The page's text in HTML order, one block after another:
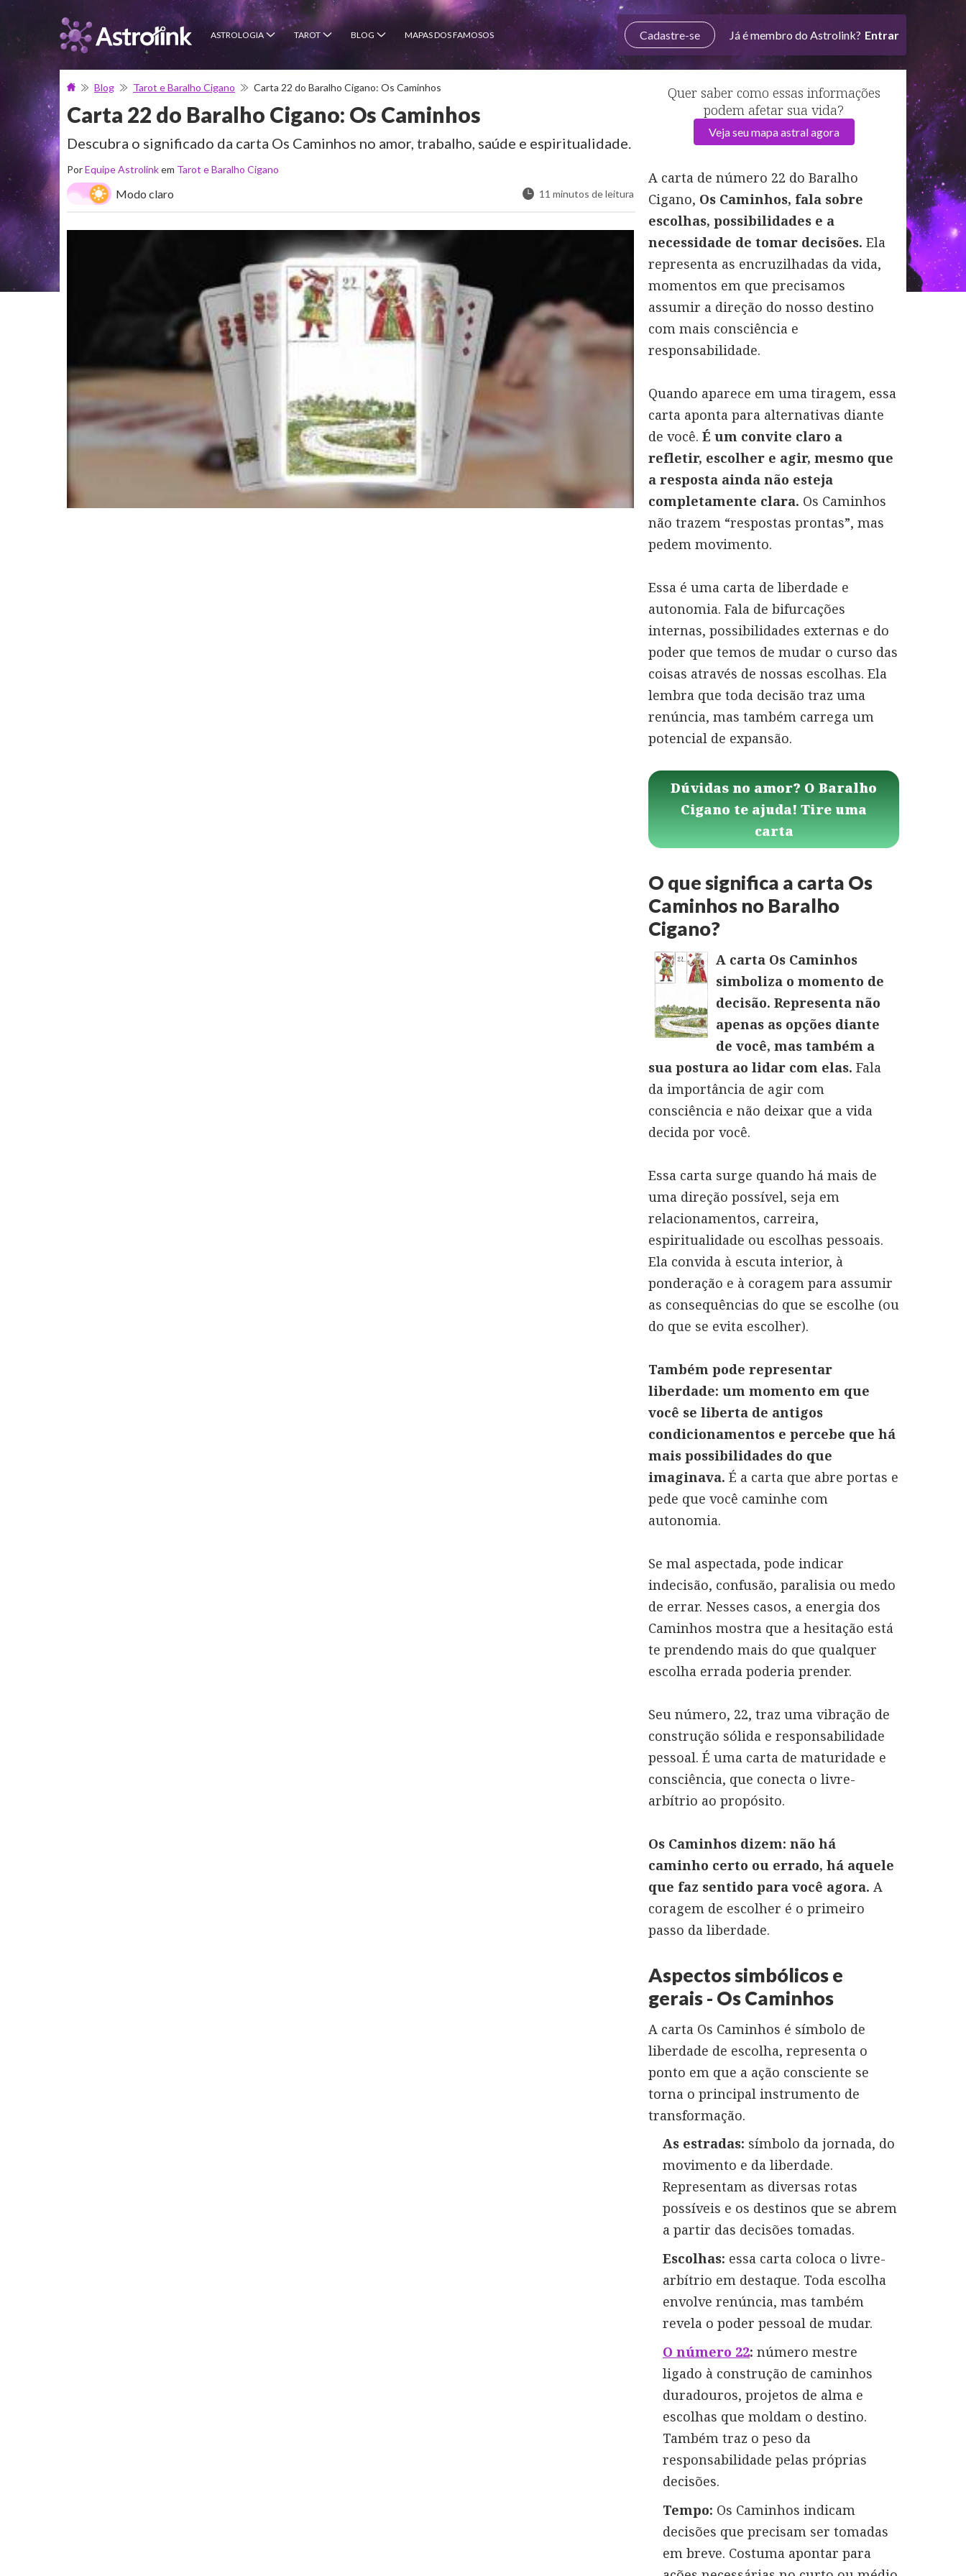
ASTROLOGIA TAROT BLOG MAPAS DOS FAMOSOS Cadastre-se Já é membro do Astrolink? Entrar
Blog Tarot e Baralho Cigano Carta 22 do Baralho Cigano: Os Caminhos
Carta 22 do Baralho Cigano: Os Caminhos
Descubra o significado da carta Os Caminhos no amor, trabalho, saúde e espiritualidade.
PorEquipe Astrolinkem Tarot e Baralho Cigano
Modo claro 11 minutos de leitura
Quer saber como essas informações
podem afetar sua vida?
Veja seu mapa astral agora
A carta de número 22 do Baralho
Cigano, Os Caminhos, fala sobre
escolhas, possibilidades e a
necessidade de tomar decisões. Ela
representa as encruzilhadas da vida,
momentos em que precisamos
assumir a direção do nosso destino
com mais consciência e
responsabilidade.
Quando aparece em uma tiragem, essa
carta aponta para alternativas diante
de você. É um convite claro a
refletir, escolher e agir, mesmo que
a resposta ainda não esteja
completamente clara. Os Caminhos
não trazem “respostas prontas”, mas
pedem movimento.
Essa é uma carta de liberdade e
autonomia. Fala de bifurcações
internas, possibilidades externas e do
poder que temos de mudar o curso das
coisas através de nossas escolhas. Ela
lembra que toda decisão traz uma
renúncia, mas também carrega um
potencial de expansão.
Dúvidas no amor? O Baralho
Cigano te ajuda! Tire uma
carta
O que significa a carta Os
Caminhos no Baralho
Cigano?
A carta Os Caminhos
simboliza o momento de
decisão. Representa não
apenas as opções diante
de você, mas também a
sua postura ao lidar com elas. Fala
da importância de agir com
consciência e não deixar que a vida
decida por você.
Essa carta surge quando há mais de
uma direção possível, seja em
relacionamentos, carreira,
espiritualidade ou escolhas pessoais.
Ela convida à escuta interior, à
ponderação e à coragem para assumir
as consequências do que se escolhe (ou
do que se evita escolher).
Também pode representar
liberdade: um momento em que
você se liberta de antigos
condicionamentos e percebe que há
mais possibilidades do que
imaginava. É a carta que abre portas e
pede que você caminhe com
autonomia.
Se mal aspectada, pode indicar
indecisão, confusão, paralisia ou medo
de errar. Nesses casos, a energia dos
Caminhos mostra que a hesitação está
te prendendo mais do que qualquer
escolha errada poderia prender.
Seu número, 22, traz uma vibração de
construção sólida e responsabilidade
pessoal. É uma carta de maturidade e
consciência, que conecta o livre-
arbítrio ao propósito.
Os Caminhos dizem: não há
caminho certo ou errado, há aquele
que faz sentido para você agora. A
coragem de escolher é o primeiro
passo da liberdade.
Aspectos simbólicos e
gerais - Os Caminhos
A carta Os Caminhos é símbolo de
liberdade de escolha, representa o
ponto em que a ação consciente se
torna o principal instrumento de
transformação.
As estradas: símbolo da jornada, do
movimento e da liberdade.
Representam as diversas rotas
possíveis e os destinos que se abrem
a partir das decisões tomadas.
Escolhas: essa carta coloca o livre-
arbítrio em destaque. Toda escolha
envolve renúncia, mas também
revela o poder pessoal de mudar.
O número 22: número mestre
ligado à construção de caminhos
duradouros, projetos de alma e
escolhas que moldam o destino.
Também traz o peso da
responsabilidade pelas próprias
decisões.
Tempo: Os Caminhos indicam
decisões que precisam ser tomadas
em breve. Costuma apontar para